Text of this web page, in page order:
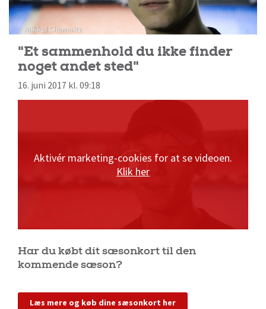
"Et sammenhold du ikke finder
noget andet sted"
16. juni 2017 kl. 09:18
Aktivér marketing-cookies for at se videoen.
Klik her
Har du købt dit sæsonkort til den
kommende sæson?
Læs mere og køb dine sæsonkort her